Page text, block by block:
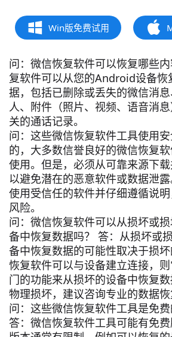
Win版免费试用
问：微信恢复软件可以恢复哪些
复软件可以从您的Android设备恢
据，包括已删除或丢失的微信消
人、附件（照片、视频、语音消
关的通话记录。
问：这些微信恢复软件工具使用
的，大多数信誉良好的微信恢复
使用。但是，必须从可靠来源下载
以避免潜在的恶意软件或数据泄
使用受信任的软件并仔细遵循说
风险。
问：微信恢复软件可以从损坏或
备中恢复数据吗？ 答：从损坏或
备中恢复数据的可能性取决于损
恢复软件可以与设备建立连接，
门的功能来从损坏的设备中恢复
物理损坏，建议咨询专业的数据恢
问：这些微信恢复软件工具是免费
答：微信恢复软件工具可能有免